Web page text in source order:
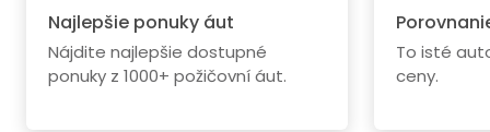
Najlepšie ponuky áut
Nájdite najlepšie dostupné
ponuky z 1000+ požičovní áut.
To isté
ceny.